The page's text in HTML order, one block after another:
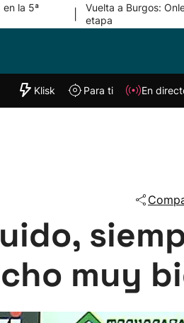
la 5ª
Vuelta a Burgos:
etapa
"Helmuga"
Klisk
Klisk Para ti En
muy